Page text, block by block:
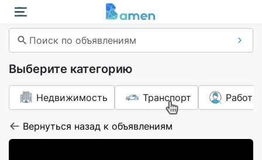
Поиск по объявлениям
Выберите категорию
Недвижимость Транспорт Работа
Вернуться назад к объявлениям